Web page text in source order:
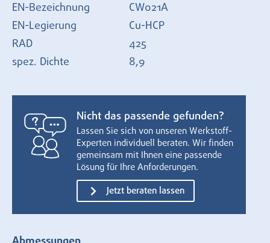
EN-Bezeichnung
CW021A
EN-Legierung
Cu-HCP
RAD
425
spez. Dichte
8,9
Nicht das passende gefunden?
Lassen Sie sich von unseren Werkstoff-
Experten individuell beraten. Wir finden
gemeinsam mit Ihnen eine passende
Lösung für Ihre Anforderungen.
Jetzt beraten lassen